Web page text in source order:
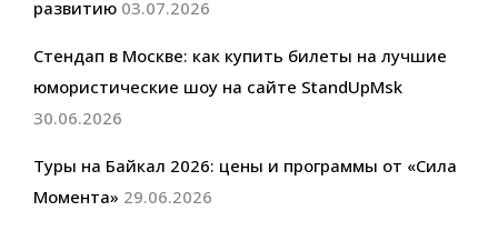
развитию 03.07.2026
Стендап в Москве: как купить билеты на лучшие
юмористические шоу на сайте StandUpMsk
30.06.2026
Туры на Байкал 2026: цены и программы от «Сила
Момента» 29.06.2026